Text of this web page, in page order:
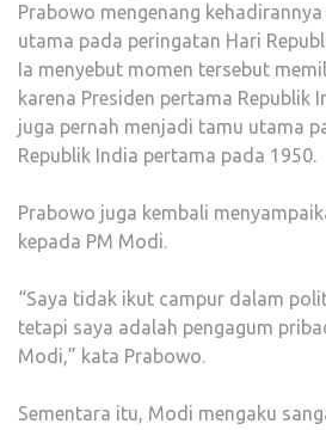
Prabowo mengenang
utama pada peringatan Hari
Ia menyebut momen tersebut
karena Presiden pertama Republik
juga pernah menjadi tamu utama
Republik India pertama pada 1950.
Prabowo juga kembali
kepada PM Modi.
“Saya tidak ikut campur dalam
tetapi saya adalah pengagum
Modi,” kata Prabowo.
Sementara itu, Modi mengaku